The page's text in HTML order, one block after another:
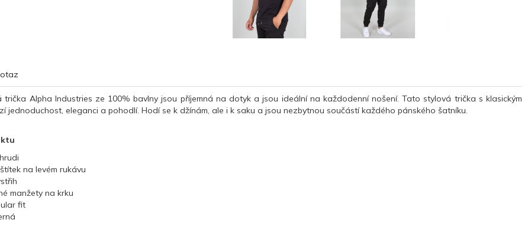
trička Alpha Industries ze 100% bavlny jsou příjemná na dotyk a jsou ideální na každodenní nošení. Tato stylová trička s klasickým
jednoduchost, eleganci a pohodlí. Hodí se k džínám, ale i k saku a jsou nezbytnou součástí každého pánského šatníku.
na levém rukávu
manžety na krku
fit